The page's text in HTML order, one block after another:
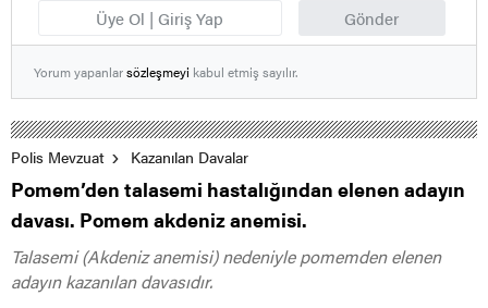
Üye Ol | Giriş Yap Gönder
Yorum yapanlarsözleşmeyi kabul etmiş sayılır.
Polis Mevzuat Kazanılan Davalar
Pomem’den talasemi hastalığından elenen adayın
davası. Pomem akdeniz anemisi.
Talasemi (Akdeniz anemisi) nedeniyle pomemden elenen
adayın kazanılan davasıdır.